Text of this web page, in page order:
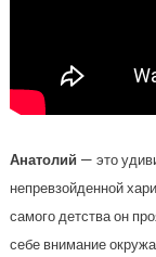
Анатолий — это
непревзойденной
самого детства он
себе внимание